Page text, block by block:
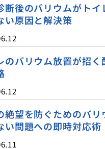
断後のバリウムがトイ
い原因と解決策
のバリウム放置が招く
絶望を防ぐためのバリ
い問題への即時対応術